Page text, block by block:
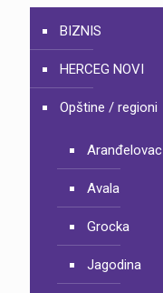
BIZNIS
HERCEG NOVI
Opštine / regioni
Aranđelovac
Avala
Grocka
Jagodina